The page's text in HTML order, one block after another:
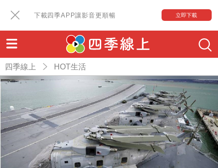
下載四季APP讓影音更順暢 立即下載
四季線上 HOT生活